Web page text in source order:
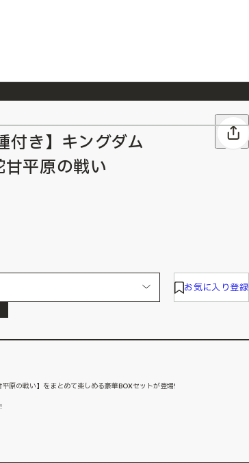
『ONE PIECE magazine 021 ONE PIECEカード付き同梱版』発売延期のご案内
付き】キングダム
平原の戦い
お気に入り登録
原の戦い】をまとめて楽しめる豪華BOXセットが登場!